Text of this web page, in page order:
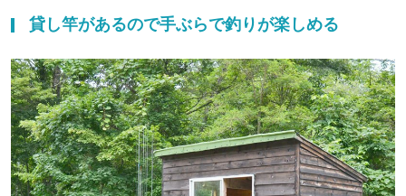
貸し竿があるので手ぶらで釣りが楽しめる